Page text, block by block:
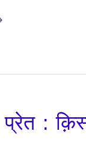
प्रेत :